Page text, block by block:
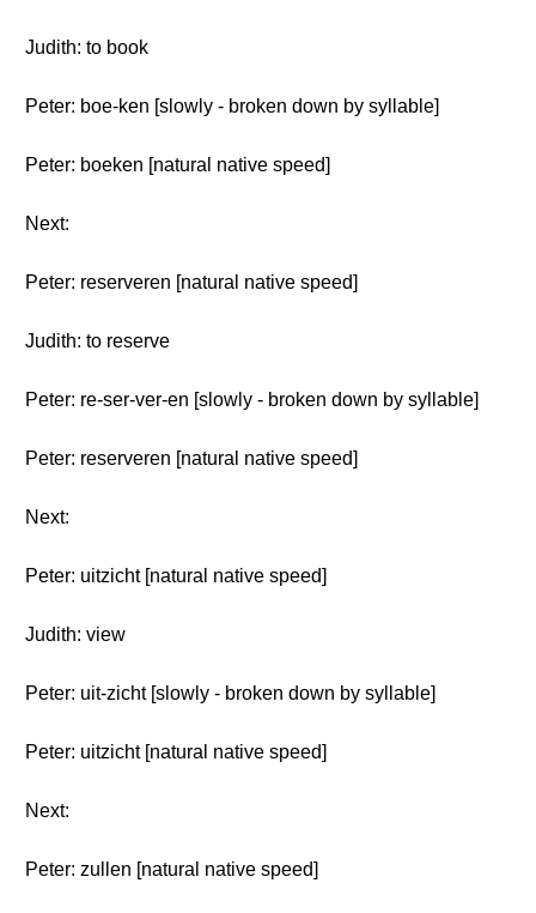
Judith: to book
Peter: boe-ken [slowly - broken down by syllable]
Peter: boeken [natural native speed]
Next:
Peter: reserveren [natural native speed]
Judith: to reserve
Peter: re-ser-ver-en [slowly - broken down by syllable]
Peter: reserveren [natural native speed]
Next:
Peter: uitzicht [natural native speed]
Judith: view
Peter: uit-zicht [slowly - broken down by syllable]
Peter: uitzicht [natural native speed]
Next:
Peter: zullen [natural native speed]